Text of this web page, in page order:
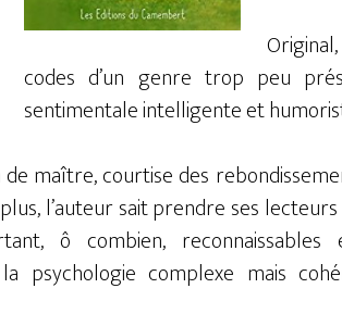
codes d’un genre trop peu
sentimentale intelligente et
maître, courtise des
l’auteur sait prendre ses
ô combien, reconnaissables
psychologie complexe mais